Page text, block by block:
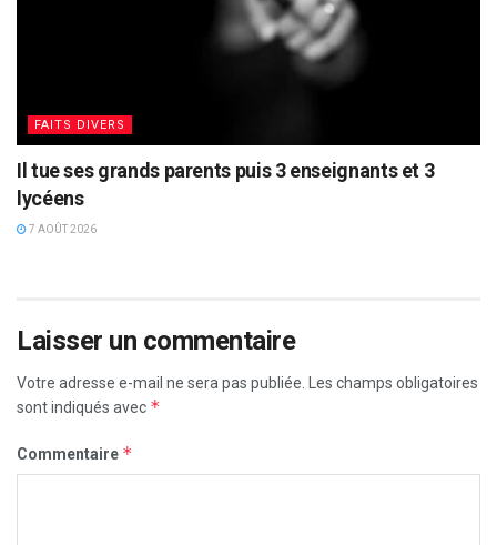
FAITS DIVERS
Il tue ses grands parents puis 3 enseignants et 3
lycéens
7 AOÛT 2026
Laisser un commentaire
Votre adresse e-mail ne sera pas publiée. Les champs obligatoires
sont indiqués avec *
Commentaire *